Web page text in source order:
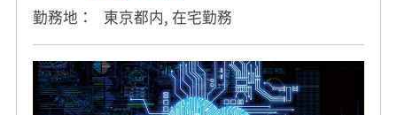
勤務地 東京都内, 在宅勤務